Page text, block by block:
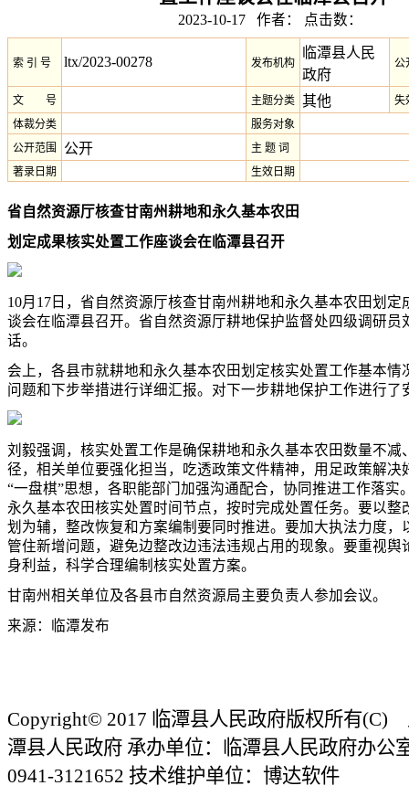
2023-10-17 作者： 点击数：
索 引 号 ltx/2023-00278 发布机构
临潭县人民
政府
公
文 号 主题分类 其他
失
体裁分类
服务对象
公开范围
公开
主 题 词
著录日期
生效日期
省自然资源厅核查甘南州耕地和永久基本农田
划定成果核实处置工作座谈会在临潭县召开
10月17日，省自然资源厅核查甘南州耕地和永久基本农田划定
谈会在临潭县召开。省自然资源厅耕地保护监督处四级调研员
话。
会上，各县市就耕地和永久基本农田划定核实处置工作基本情
问题和下步举措进行详细汇报。对下一步耕地保护工作进行了
刘毅强调，核实处置工作是确保耕地和永久基本农田数量不减
径，相关单位要强化担当，吃透政策文件精神，用足政策解决
“一盘棋”思想，各职能部门加强沟通配合，协同推进工作落实
永久基本农田核实处置时间节点，按时完成处置任务。要以整
划为辅，整改恢复和方案编制要同时推进。要加大执法力度，
管住新增问题，避免边整改边违法违规占用的现象。要重视舆
身利益，科学合理编制核实处置方案。
甘南州相关单位及各县市自然资源局主要负责人参加会议。
来源：临潭发布
Copyright© 2017 临潭县人民政府版权所有(C)
潭县人民政府 承办单位：临潭县人民政府办
0941-3121652 技术维护单位：博达软件